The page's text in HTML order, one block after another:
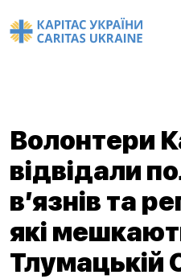
Волонтери
відвідали
в’язнів та
які
Тлумацькій